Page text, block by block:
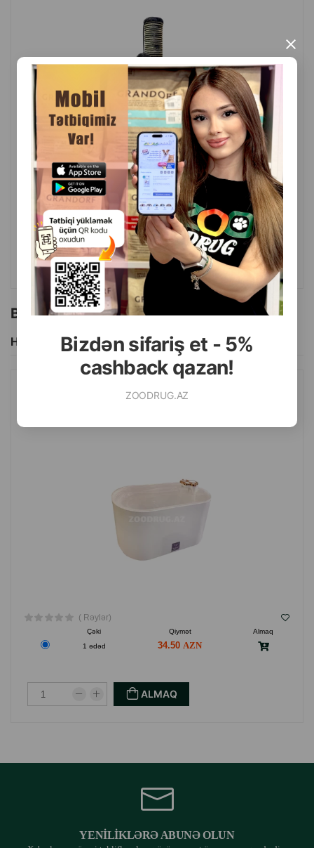
Bizdən sifariş et - 5%
cashback qazan!
ZOODRUG.AZ
×
Pişik nanəsi əlavə edilib — marağı stimullaşdırır
Yüngül və kompakt — asanlıqla yerini dəyişmək olar
Ekoloji cəhətdən təmiz kartondan hazırlanıb
Ölçü:40×40×8 sm
İstehsalçı ölkə:Çin
( Rəylər)
Çəki Qiymət
Almaq
1 ədəd
33.00
ALMAQ
Bu brendin başqa məhsulları
Hamısını Gör
PET WATER FOUNTAIN AVTOMATIK SUVARMA FƏVVARƏSI
( Rəylər)
Çəki Qiymət
Almaq
1 ədəd
34.50
ALMAQ
YENILIKLƏRƏ ABUNƏ OLUN